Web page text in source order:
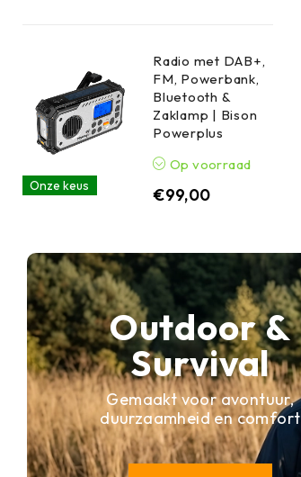
Onze keus
Radio met DAB+,
FM, Powerbank,
Bluetooth &
Zaklamp | Bison
Powerplus
Op voorraad
€99,00
Outdoor &
Survival
Gemaakt voor avontuur,
duurzaamheid en comfort